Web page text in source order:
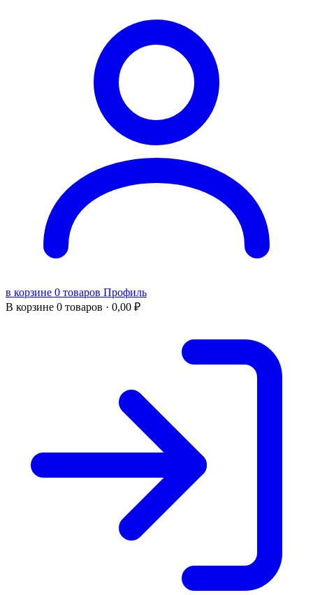
в корзине 0 товаров Профиль
В корзине 0 товаров · 0,00 ₽